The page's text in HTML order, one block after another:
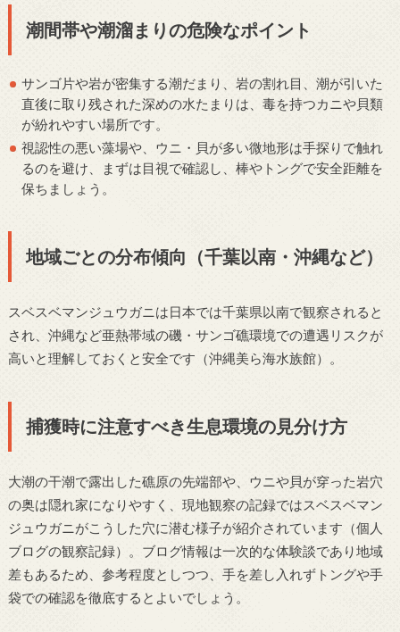
潮間帯や潮溜まりの危険なポイント
サンゴ片や岩が密集する潮だまり、岩の割れ目、潮が引いた
直後に取り残された深めの水たまりは、毒を持つカニや貝類
が紛れやすい場所です。
視認性の悪い藻場や、ウニ・貝が多い微地形は手探りで触れ
るのを避け、まずは目視で確認し、棒やトングで安全距離を
保ちましょう。
地域ごとの分布傾向（千葉以南・沖縄など）
スベスベマンジュウガニは日本では千葉県以南で観察されると
され、沖縄など亜熱帯域の磯・サンゴ礁環境での遭遇リスクが
高いと理解しておくと安全です（沖縄美ら海水族館）。
捕獲時に注意すべき生息環境の見分け方
大潮の干潮で露出した礁原の先端部や、ウニや貝が穿った岩穴
の奥は隠れ家になりやすく、現地観察の記録ではスベスベマン
ジュウガニがこうした穴に潜む様子が紹介されています（個人
ブログの観察記録）。ブログ情報は一次的な体験談であり地域
差もあるため、参考程度としつつ、手を差し入れずトングや手
袋での確認を徹底するとよいでしょう。